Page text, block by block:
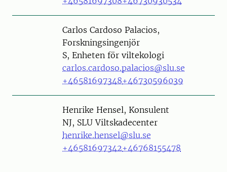
PersonCarlos Cardoso Palacios,
Forskningsingenjör
S, Enheten för viltekologi
carlos.cardoso.palacios@slu.se
+46581697348+46730596039
PersonHenrike Hensel, Konsulent
NJ, SLU Viltskadecenter
henrike.hensel@slu.se
+46581697342+46768155478